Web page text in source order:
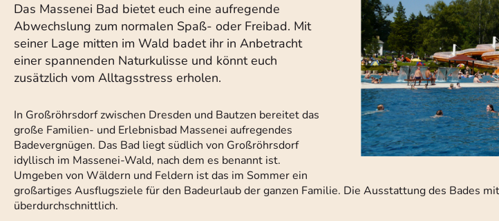
Das Massenei Bad bietet euch eine aufregende
Abwechslung zum normalen Spaß- oder Freibad. Mit
seiner Lage mitten im Wald badet ihr in Anbetracht
einer spannenden Naturkulisse und könnt euch
zusätzlich vom Alltagsstress erholen.
In Großröhrsdorf zwischen Dresden und Bautzen bereitet das
große Familien- und Erlebnisbad Massenei aufregendes
Badevergnügen. Das Bad liegt südlich von Großröhrsdorf
idyllisch im Massenei-Wald, nach dem es benannt ist.
Umgeben von Wäldern und Feldern ist das im Sommer ein
großartiges Ausflugsziele für den Badeurlaub der ganzen Familie. Die Ausstattung des Bades
überdurchschnittlich.